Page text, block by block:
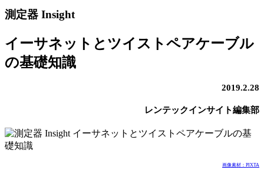
測定器 Insight
イーサネットとツイストペアケーブル
の基礎知識
2019.2.28
レンテックインサイト編集部
画像素材：PIXTA